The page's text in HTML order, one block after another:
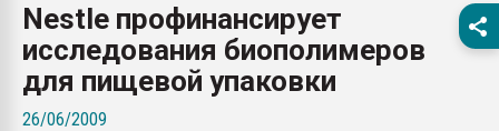
28.07.2026
ситуацией на
Nestle профинансирует
исследования биополимеров
для пищевой упаковки
26/06/2009